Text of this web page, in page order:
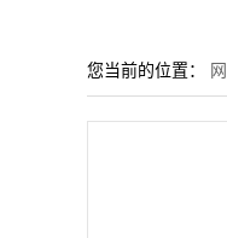
您当前的位置：